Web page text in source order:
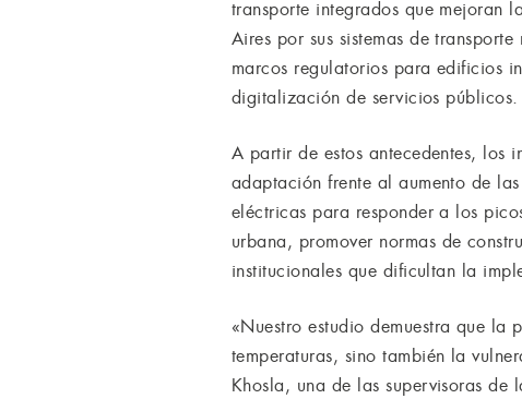
transporte integrados que mejoran
Aires por sus sistemas de
marcos regulatorios para edificios
digitalización de servicios públicos.
A partir de estos antecedentes, los
adaptación frente al aumento de
eléctricas para responder a los
urbana, promover normas de
institucionales que dificultan la
«Nuestro estudio demuestra que
temperaturas, sino también la
Khosla, una de las supervisoras de